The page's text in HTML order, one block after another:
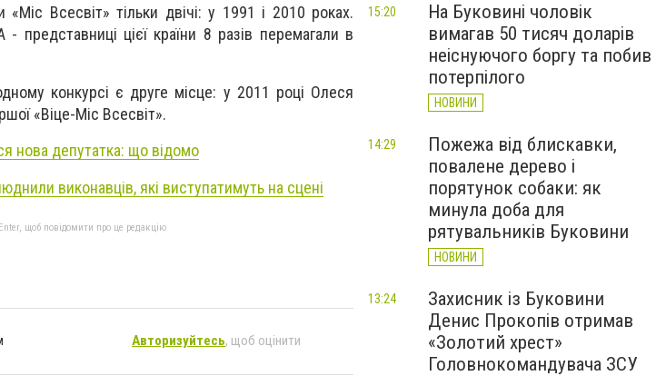
Всесвіт» тільки двічі: у 1991 і 2010 роках.
цієї країни 8 разів перемагали в
конкурсі є друге місце: у 2011 році Олеся
«Віце-Міс Всесвіт».
нова депутатка: що відомо
виконавців, які виступатимуть на сцені
щоб повідомити про це редакцію
Авторизуйтесь, щоб оцінити
На Буковині чоловік
вимагав 50 тисяч доларів
неіснуючого боргу та побив
потерпілого
НОВИНИ
15:20
Пожежа від блискавки,
повалене дерево і
порятунок собаки: як
минула доба для
рятувальників Буковини
НОВИНИ
14:29
Захисник із Буковини
Денис Прокопів отримав
«Золотий хрест»
Головнокомандувача ЗСУ
13:24